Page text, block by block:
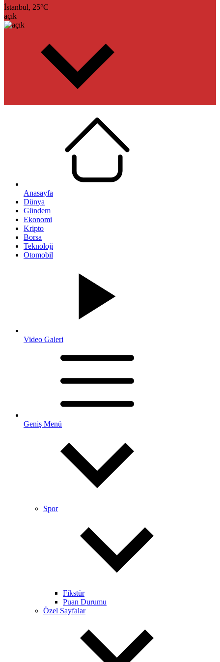
İstanbul, 25°C
açık
Anasayfa
Dünya
Gündem
Ekonomi
Kripto
Borsa
Teknoloji
Otomobil
Video Galeri
Geniş Menü
Spor
Fikstür
Puan Durumu
Özel Sayfalar